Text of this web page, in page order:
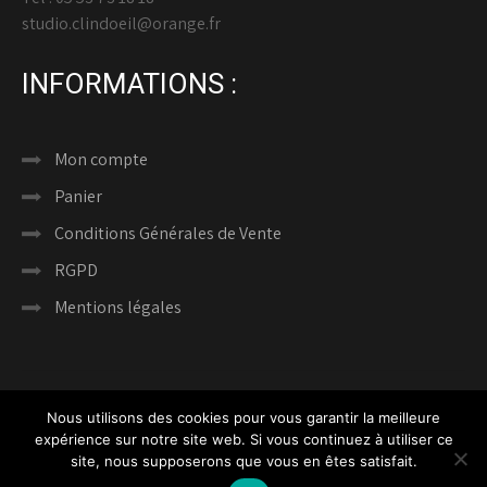
studio.clindoeil@orange.fr
INFORMATIONS :
Mon compte
Panier
Conditions Générales de Vente
RGPD
Mentions légales
COPYRIGHT CLIN D’ŒIL PHOTOGRAPHIES © 2024 -
Nous utilisons des cookies pour vous garantir la meilleure
expérience sur notre site web. Si vous continuez à utiliser ce
site, nous supposerons que vous en êtes satisfait.